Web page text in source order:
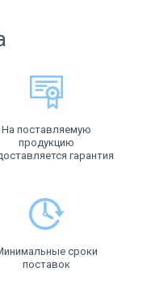
На поставляемую
продукцию
гарантия
сроки
поставок